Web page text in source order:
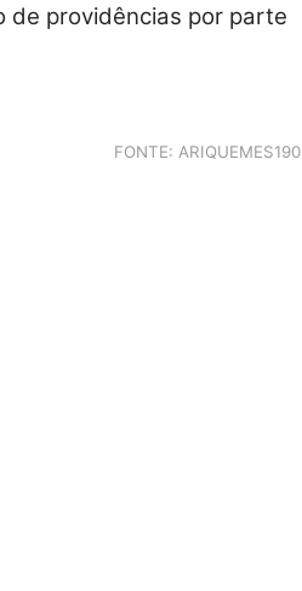
de providências por parte
FONTE: ARIQUEMES190